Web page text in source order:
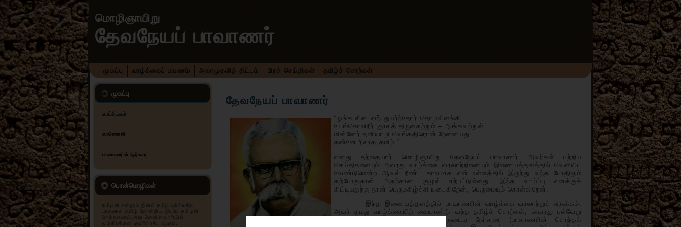
மொழிஞாயிறு
தேவநேயப் பாவாணர்
முகப்பு வாழ்க்கைப் பயணம் அகரமுதலித் திட்டம் பிறச் செய்திகள் தமிழ்ச் சொற்கள்
முகப்பு
காட்சியகம்
காணொலி
பாவாணரின் நேர்உரை
பொன்மொழிகள்
தமிழன் என்னும் இனம் தமிழ் பற்றியதே
யாதலால்,தமிழ் தோன்றிய இடமே தமிழன்
பிறந்தகமாம்.அது தென்மாவாரியில்
மூழ்கிப்போன குமரிநாடே ஆகும்.
தேவநேயப் பாவாணர்
“ஓங்க லிடைவந் துயர்ந்தோர் தொழவிளங்கி
யேங்கொலிநீர் ஞாலத் திருளகற்றும் – ஆங்கவற்றுள்
மின்னேர் தனியாழி வெங்கதிரொன் றேனையது
தன்னே ரிலாத தமிழ்.”
எனது தந்தையார் மொழிஞாயிறு தேவநேயப் பாவாணர் அவர்கள் பற்றிய
செய்திகளையும் அவரது வாழ்க்கை வரலாற்றினையும் இணையத்தளத்தில் வெளியிட
வேண்டுமென்ற ஆவல் நீண்ட காலமாக என் உள்ளத்தில் இருந்து வந்த போதிலும்
தற்போதுதான் அதற்கான சூழல் ஏற்பட்டுள்ளது. இந்த வாய்ப்பு எனக்குக்
கிட்டியதற்கு நான் பெருமகிழ்ச்சி யடைகிறேன்; பெருமையும் கொள்கிறேன்.
இந்த இணையத்தளத்தில் பாவாணரின் வாழ்க்கை வரலாற்றுச் சுருக்கம்,
அவர் தமது வாழ்க்கையிற் கையாண்டு வந்த தமிழ்ச் சொற்கள், அவரது பல்வேறு
தோற்றப் படங்கள், சிறப்பாக அவருடைய நேர்வுரை (பாவாணரின் சொந்தக்